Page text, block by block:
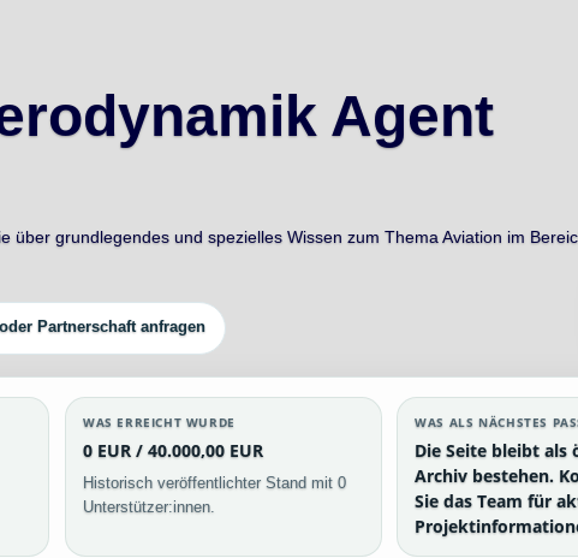
Agent
über grundlegendes und spezielles Wissen zum Thema Aviation im
Partnerschaft anfragen
WAS ERREICHT WURDE
0 EUR / 40.000,00 EUR
Historisch veröffentlichter Stand mit 0
Unterstützer:innen.
WAS ALS NÄCHSTES
Die Seite bleibt als
Archiv bestehen.
Sie das Team für